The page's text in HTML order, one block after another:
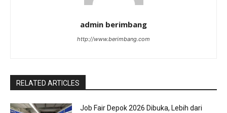
admin berimbang
http://www.berimbang.com
RELATED ARTICLES
Job Fair Depok 2026 Dibuka, Lebih dari